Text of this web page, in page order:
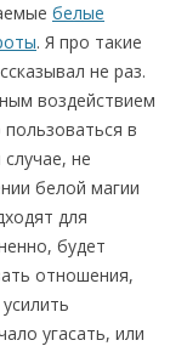
белые
. Я про такие
не раз.
воздействием
в
не
белой магии
для
будет
отношения,
угасать, или